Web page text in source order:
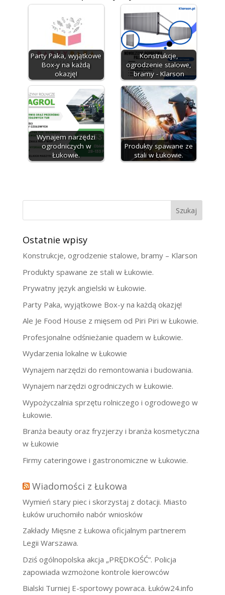
Party Paka, wyjątkowe
Box-y na każdą
okazję!
Konstrukcje,
ogrodzenie stalowe,
bramy - Klarson
Wynajem narzędzi
ogrodniczych w
Łukowie.
Produkty spawane ze
stali w Łukowie.
Szukaj
Ostatnie wpisy
Konstrukcje, ogrodzenie stalowe, bramy – Klarson
Produkty spawane ze stali w Łukowie.
Prywatny język angielski w Łukowie.
Party Paka, wyjątkowe Box-y na każdą okazję!
Ale Je Food House z mięsem od Piri Piri w Łukowie.
Profesjonalne odśnieżanie quadem w Łukowie.
Wydarzenia lokalne w Łukowie
Wynajem narzędzi do remontowania i budowania.
Wynajem narzędzi ogrodniczych w Łukowie.
Wypożyczalnia sprzętu rolniczego i ogrodowego w
Łukowie.
Branża beauty oraz fryzjerzy i branża kosmetyczna
w Łukowie
Firmy cateringowe i gastronomiczne w Łukowie.
Wiadomości z Łukowa
Wymień stary piec i skorzystaj z dotacji. Miasto
Łuków uruchomiło nabór wniosków
Zakłady Mięsne z Łukowa oficjalnym partnerem
Legii Warszawa.
Dziś ogólnopolska akcja „PRĘDKOŚĆ”. Policja
zapowiada wzmożone kontrole kierowców
Bialski Turniej E-sportowy powraca. Łuków24.info